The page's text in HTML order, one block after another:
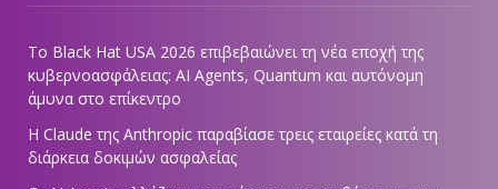
Το Black Hat USA 2026 επιβεβαιώνει τη νέα εποχή της
κυβερνοασφάλειας: AI Agents, Quantum και αυτόνομη
άμυνα στο επίκεντρο
Η Claude της Anthropic παραβίασε τρεις εταιρείες κατά τη
διάρκεια δοκιμών ασφαλείας